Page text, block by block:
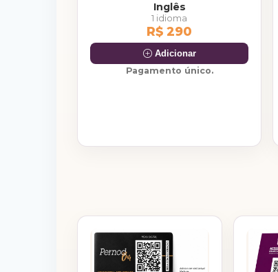
Inglês
1 idioma
R$ 290
Adicionar
Pagamento único.